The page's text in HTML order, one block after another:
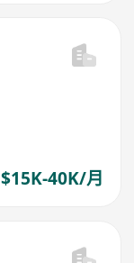
$15K-40K/月